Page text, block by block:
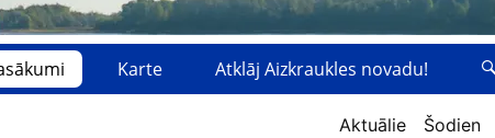
Karte Atklāj Aizkraukles novadu!
Aktuālie Šodien